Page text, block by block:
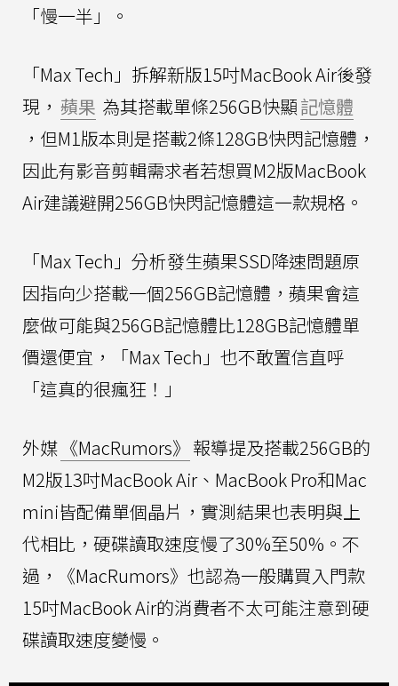
「慢一半」。
「Max Tech」拆解新版15吋MacBook Air後發
現， 蘋果 為其搭載單條256GB快顯記憶體
，但M1版本則是搭載2條128GB快閃記憶體，
因此有影音剪輯需求者若想買M2版MacBook
Air建議避開256GB快閃記憶體這一款規格。
「Max Tech」分析發生蘋果SSD降速問題原
因指向少搭載一個256GB記憶體，蘋果會這
麼做可能與256GB記憶體比128GB記憶體單
價還便宜，「Max Tech」也不敢置信直呼
「這真的很瘋狂！」
外媒 《MacRumors》 報導提及搭載256GB的
M2版13吋MacBook Air、MacBook Pro和Mac
mini皆配備單個晶片，實測結果也表明與上
代相比，硬碟讀取速度慢了30%至50%。不
過，《MacRumors》也認為一般購買入門款
15吋MacBook Air的消費者不太可能注意到硬
碟讀取速度變慢。